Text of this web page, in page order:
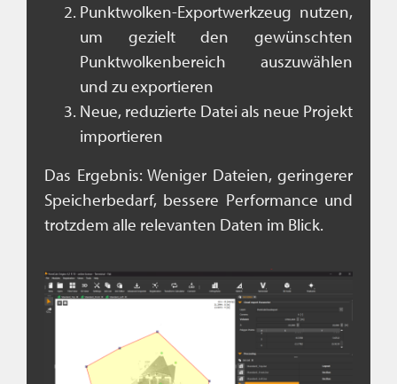
Punktwolken-Exportwerkzeug nutzen,
um gezielt den gewünschten
Punktwolkenbereich auszuwählen
und zu exportieren
Neue, reduzierte Datei als neue Projekt
importieren
Das Ergebnis: Weniger Dateien, geringerer
Speicherbedarf, bessere Performance und
trotzdem alle relevanten Daten im Blick.